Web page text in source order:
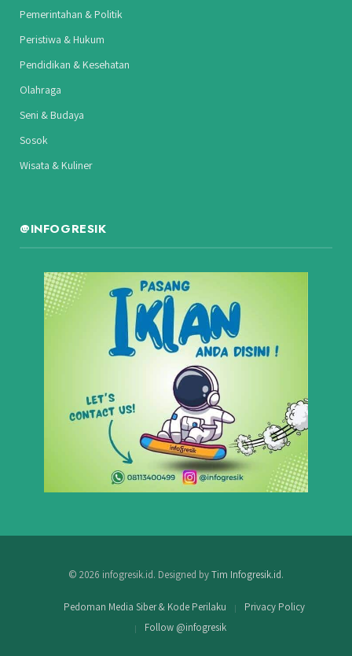
Pemerintahan & Politik
Peristiwa & Hukum
Pendidikan & Kesehatan
Olahraga
Seni & Budaya
Sosok
Wisata & Kuliner
@INFOGRESIK
© 2026 infogresik.id. Designed byTim Infogresik.id.
Pedoman Media Siber & Kode Perilaku
Privacy Policy
Follow @infogresik